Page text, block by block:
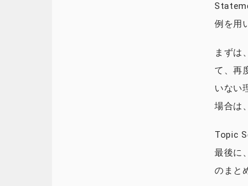
例を用
まずは
て、再
いない
場合は
Topic
最後に
のまと